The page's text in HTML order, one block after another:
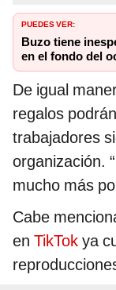
PUEDES VER:
Buzo tiene
en el fondo del
De igual
regalos
trabajadores
organización.
mucho más
Cabe
en TikTok ya